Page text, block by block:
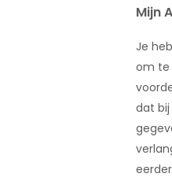
Mijn
Je
om te
dat